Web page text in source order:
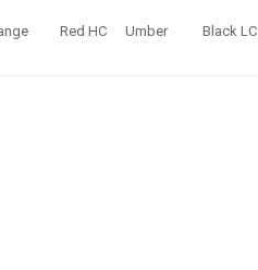
Red HC Umber Black LC